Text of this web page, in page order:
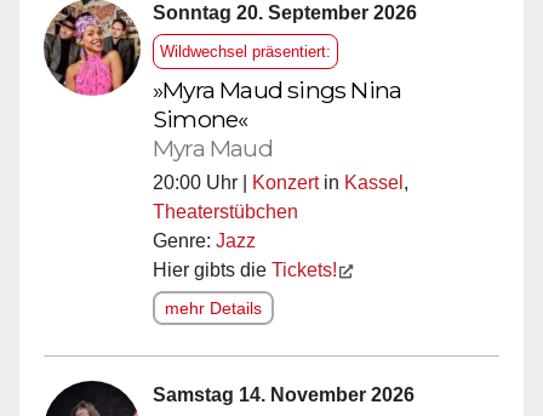
Sonntag 20. September 2026
Wildwechsel präsentiert:
»Myra Maud sings Nina
Simone«
Myra Maud
20:00 Uhr | Konzertin Kassel ,
Theaterstübchen
Genre: Jazz
Hier gibts die Tickets!
mehr Details
Samstag 14. November 2026